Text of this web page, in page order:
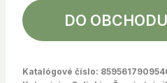
DO OBCHODU
Katalógové číslo: